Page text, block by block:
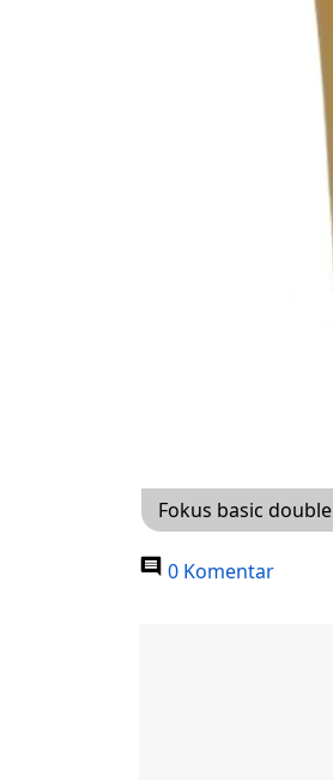
Fokus basic
0 Komentar